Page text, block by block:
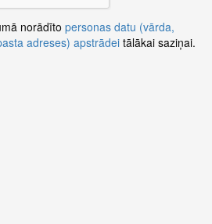
norādīto personas datu (vārda,
adreses) apstrādei tālākai saziņai.